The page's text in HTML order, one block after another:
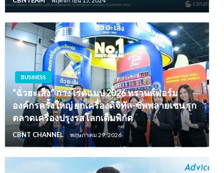
BUSINESS
“ฉั่วฮะเส็ง” กางโรดแมป 2026 ทรานส์ฟอร์ม
องค์กรครั้งใหญ่ ยกเครื่องดิจิทัล-ซัพพลายเชน รุก
ตลาดเครื่องปรุงรสโลกเต็มพิกัด
CBNT CHANNEL พฤษภาคม 29, 2026